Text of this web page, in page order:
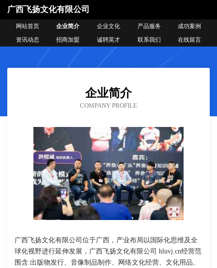
广西飞扬文化有限公司
网站首页 企业简介 企业文化 产品服务
成功案例
资讯动态
招商加盟 诚聘英才 联系我们 在线留言
企业简介
COMPANY PROFILE
广西飞扬文化有限公司位于广西，产业布局以国际化思维及全
球化视野进行延伸发展，广西飞扬文化有限公司 hluvj.cn经营范
围含:出版物发行、音像制品制作、网络文化经营、文化用品、